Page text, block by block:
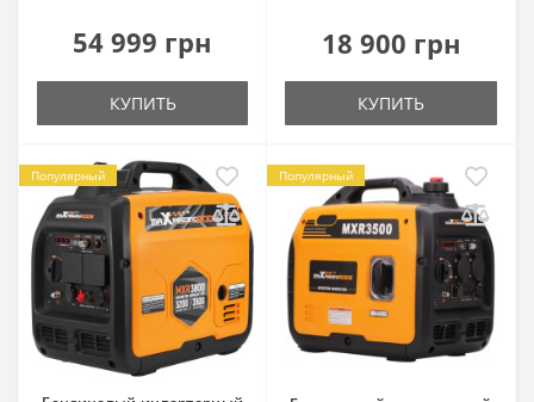
54 999 грн
КУПИТЬ
18 900 грн
КУПИТЬ
Популярный Популярный